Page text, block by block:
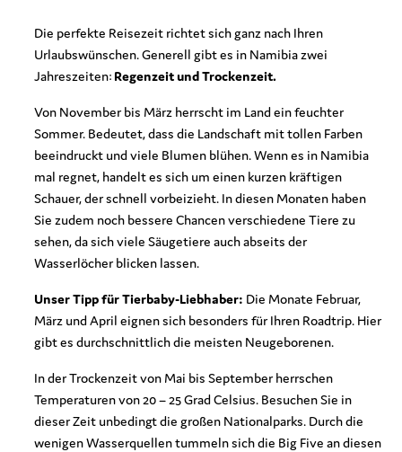
Die perfekte Reisezeit richtet sich ganz nach Ihren
Urlaubswünschen. Generell gibt es in Namibia zwei
Jahreszeiten: Regenzeit und Trockenzeit.
Von November bis März herrscht im Land ein feuchter
Sommer. Bedeutet, dass die Landschaft mit tollen Farben
beeindruckt und viele Blumen blühen. Wenn es in Namibia
mal regnet, handelt es sich um einen kurzen kräftigen
Schauer, der schnell vorbeizieht. In diesen Monaten haben
Sie zudem noch bessere Chancen verschiedene Tiere zu
sehen, da sich viele Säugetiere auch abseits der
Wasserlöcher blicken lassen.
Unser Tipp für Tierbaby-Liebhaber: Die Monate Februar,
März und April eignen sich besonders für Ihren Roadtrip. Hier
gibt es durchschnittlich die meisten Neugeborenen.
In der Trockenzeit von Mai bis September herrschen
Temperaturen von 20 – 25 Grad Celsius. Besuchen Sie in
dieser Zeit unbedingt die großen Nationalparks. Durch die
wenigen Wasserquellen tummeln sich die Big Five an diesen